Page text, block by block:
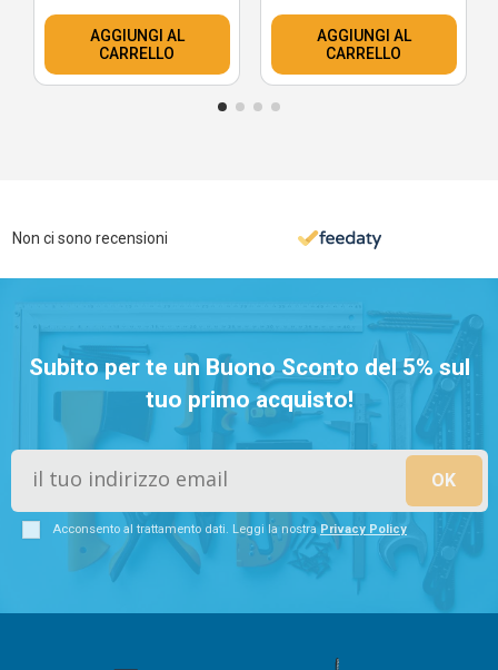
AGGIUNGI AL
CARRELLO
AGGIUNGI AL
CARRELLO
Non ci sono recensioni
Subito per te un Buono Sconto del 5% sul
tuo primo acquisto!
Acconsento al trattamento dati. Leggi la nostra Privacy Policy